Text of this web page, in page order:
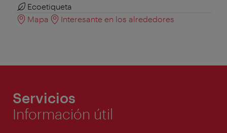
Ecoetiqueta
Mapa
Interesante en los alrededores
Servicios
Información útil